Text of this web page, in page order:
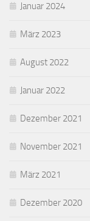
Januar 2024
März 2023
August 2022
Januar 2022
Dezember 2021
November 2021
März 2021
Dezember 2020